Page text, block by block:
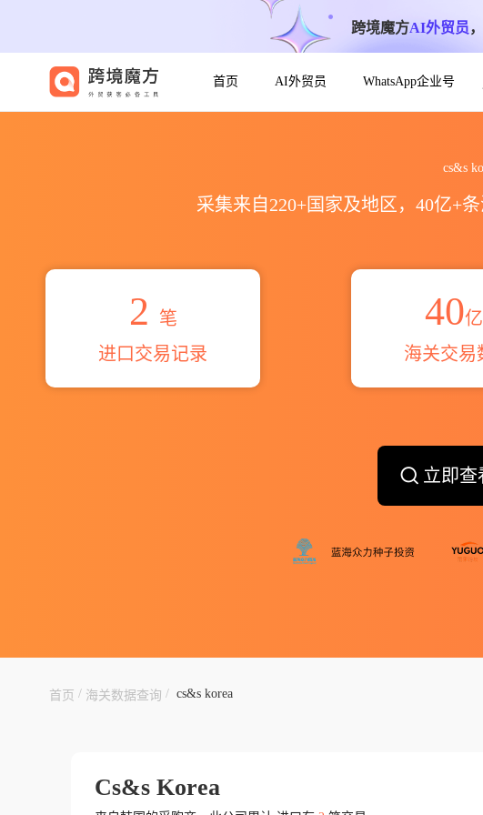
跨境魔方AI外贸员
首页 AI外贸员 WhatsApp企业号
cs&s
采集来自220+国家及地区，40亿+
2
笔
进口交易记录
40
海关交易
立即
首页 / 海关数据查询 / cs&s korea
Cs&s Korea